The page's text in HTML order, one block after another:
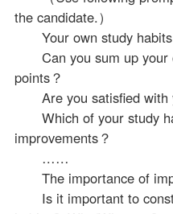
the candidate.）
Your own study habits
Can you sum up your
points？
Are you satisfied with
Which of your study
improvements？
……
The importance of
Is it important to